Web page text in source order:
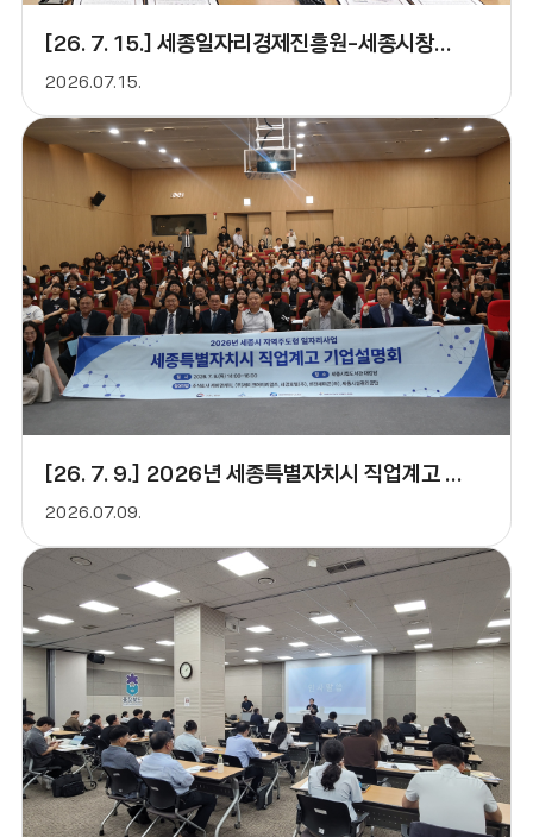
[26. 7. 15.] 세종일자리경제진흥원-세종시창업벤처협회
2026.07.15.
[26. 7. 9.] 2026년 세종특별자치시 직업계고 기업설명
2026.07.09.